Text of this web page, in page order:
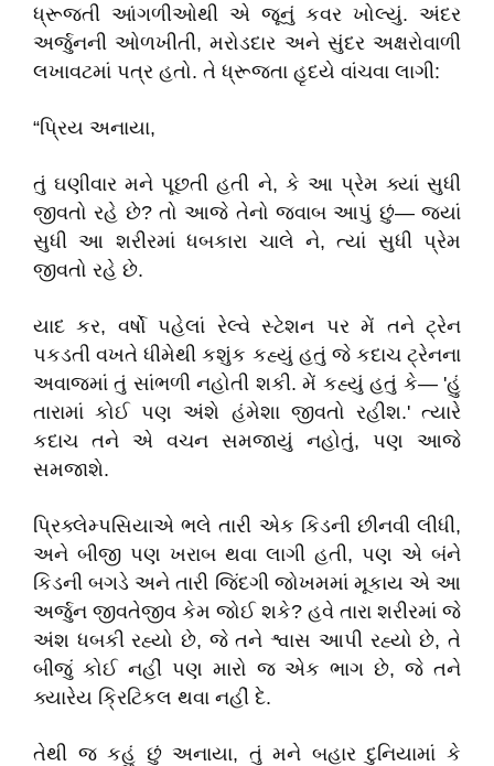
ધ્રૂજતી આંગળીઓથી એ જૂનું કવર ખોલ્યું. અંદર
અર્જુનની ઓળખીતી, મરોડદાર અને સુંદર અક્ષરોવાળી
લખાવટમાં પત્ર હતો. તે ધ્રૂજતા હૃદયે વાંચવા લાગી:
​“પ્રિય અનાયા,
​તું ઘણીવાર મને પૂછતી હતી ને, કે આ પ્રેમ ક્યાં સુધી
જીવતો રહે છે? તો આજે તેનો જવાબ આપું છું— જ્યાં
સુધી આ શરીરમાં ધબકારા ચાલે ને, ત્યાં સુધી પ્રેમ
જીવતો રહે છે.
​યાદ કર, વર્ષો પહેલાં રેલ્વે સ્ટેશન પર મેં તને ટ્રેન
પકડતી વખતે ધીમેથી કશુંક કહ્યું હતું જે કદાચ ટ્રેનના
અવાજમાં તું સાંભળી નહોતી શકી. મેં કહ્યું હતું કે— 'હું
તારામાં કોઈ પણ અંશે હંમેશા જીવતો રહીશ.' ત્યારે
કદાચ તને એ વચન સમજાયું નહોતું, પણ આજે
સમજાશે.
​પ્રિક્લેમ્પસિયાએ ભલે તારી એક કિડની છીનવી લીધી,
અને બીજી પણ ખરાબ થવા લાગી હતી, પણ એ બંને
કિડની બગડે અને તારી જિંદગી જોખમમાં મૂકાય એ આ
અર્જુન જીવતેજીવ કેમ જોઈ શકે? હવે તારા શરીરમાં જે
અંશ ધબકી રહ્યો છે, જે તને શ્વાસ આપી રહ્યો છે, તે
બીજું કોઈ નહીં પણ મારો જ એક ભાગ છે, જે તને
ક્યારેય ક્રિટિકલ થવા નહીં દે.
​તેથી જ કહું છું અનાયા, તું મને બહાર દુનિયામાં કે